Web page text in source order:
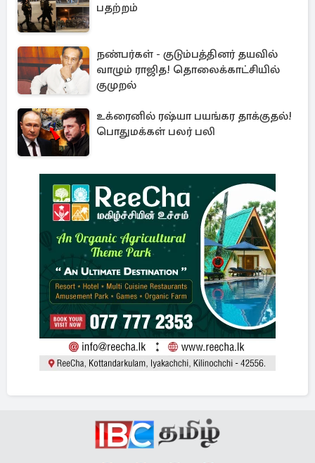
பதற்றம்
நண்பர்கள் - குடும்பத்தினர் தயவில்
வாழும் ராஜித! தொலைக்காட்சியில்
குமுறல்
உக்ரைனில் ரஷ்யா பயங்கர தாக்குதல்!
பொதுமக்கள் பலர் பலி